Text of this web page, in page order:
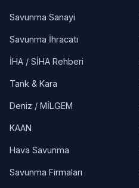
Savunma Sanayi
Savunma İhracatı
İHA / SİHA Rehberi
Tank & Kara
Deniz / MİLGEM
KAAN
Hava Savunma
Savunma Firmaları